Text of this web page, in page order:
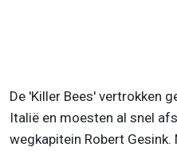
De 'Killer Bees' vertrokken
Italië en moesten al snel
wegkapitein Robert